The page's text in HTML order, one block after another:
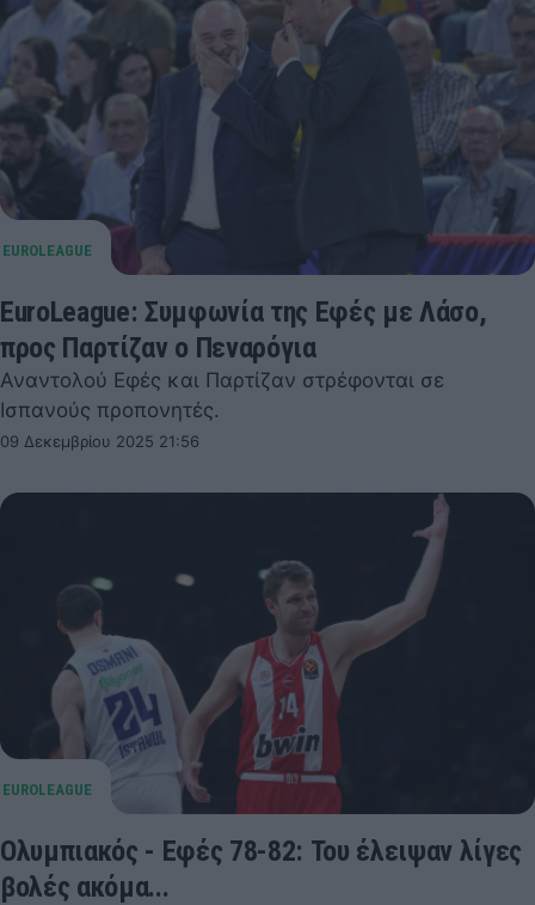
EuroLeague: Συμφωνία της Εφές με Λάσο,
προς Παρτίζαν ο Πεναρόγια
Αναντολού Εφές και Παρτίζαν στρέφονται σε
Ισπανούς προπονητές.
09 Δεκεμβρίου 2025 21:56
Ολυμπιακός - Εφές 78-82: Του έλειψαν λίγες
βολές ακόμα...